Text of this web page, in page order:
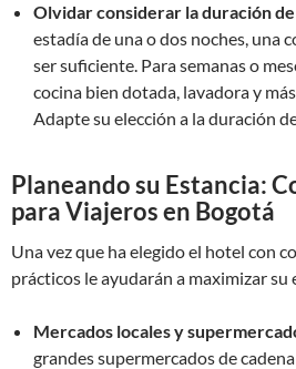
Olvidar considerar la duración
estadía de una o dos noches, una
ser suficiente. Para semanas o
cocina bien dotada, lavadora y
Adapte su elección a la duración
Planeando su Estancia:
para Viajeros en Bogotá
Una vez que ha elegido el hotel con
prácticos le ayudarán a maximizar su
Mercados locales y
grandes supermercados de